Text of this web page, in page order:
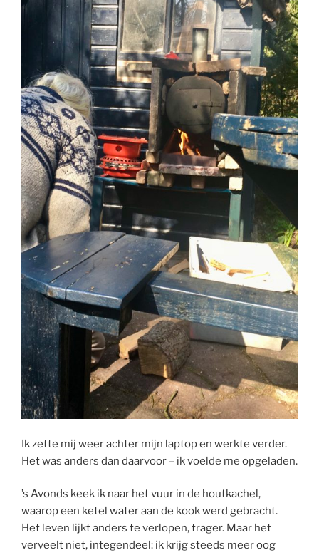
Ik zette mij weer achter mijn laptop en werkte verder.
Het was anders dan daarvoor – ik voelde me opgeladen.
’s Avonds keek ik naar het vuur in de houtkachel,
waarop een ketel water aan de kook werd gebracht.
Het leven lijkt anders te verlopen, trager. Maar het
verveelt niet, integendeel: ik krijg steeds meer oog